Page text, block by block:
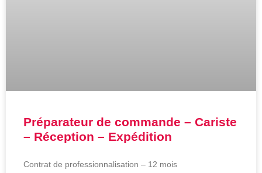
Préparateur de commande – Cariste
– Réception – Expédition
Contrat de professionnalisation – 12 mois